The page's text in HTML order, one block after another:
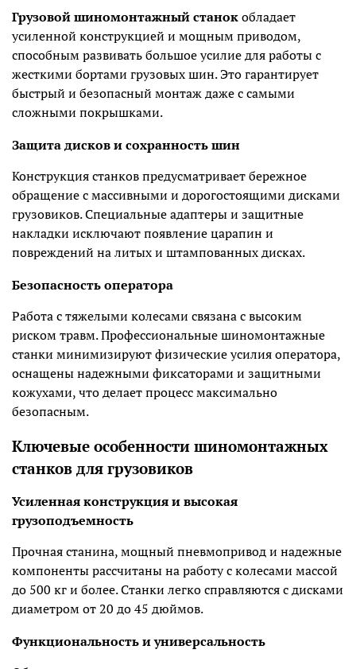
Грузовой шиномонтажный станокобладает
усиленной конструкцией и мощным приводом,
способным развивать большое усилие для работы с
жесткими бортами грузовых шин. Это гарантирует
быстрый и безопасный монтаж даже с самыми
сложными покрышками.
Защита дисков и сохранность шин
Конструкция станков предусматривает бережное
обращение с массивными и дорогостоящими дисками
грузовиков. Специальные адаптеры и защитные
накладки исключают появление царапин и
повреждений на литых и штампованных дисках.
Безопасность оператора
Работа с тяжелыми колесами связана с высоким
риском травм. Профессиональные шиномонтажные
станки минимизируют физические усилия оператора,
оснащены надежными фиксаторами и защитными
кожухами, что делает процесс максимально
безопасным.
Ключевые особенности шиномонтажных
станков для грузовиков
Усиленная конструкция и высокая
грузоподъемность
Прочная станина, мощный пневмопривод и надежные
компоненты рассчитаны на работу с колесами массой
до 500 кг и более. Станки легко справляются с дисками
диаметром от 20 до 45 дюймов.
Функциональность и универсальность